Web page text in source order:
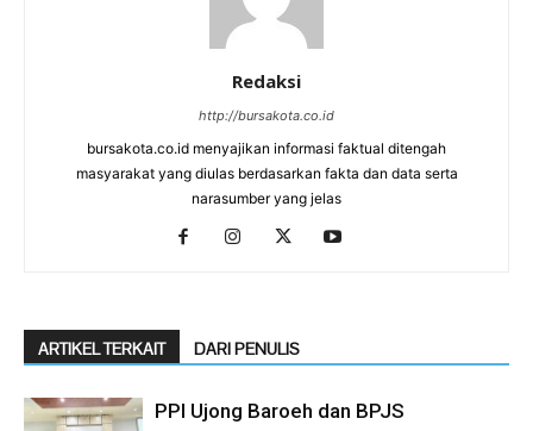
Redaksi
http://bursakota.co.id
bursakota.co.id menyajikan informasi faktual ditengah
masyarakat yang diulas berdasarkan fakta dan data serta
narasumber yang jelas
ARTIKEL TERKAIT DARI PENULIS
PPI Ujong Baroeh dan BPJS